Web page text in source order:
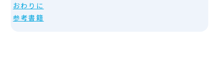
おわりに
参考書籍